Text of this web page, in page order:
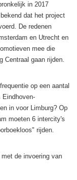
in 2017
dat het project
De redenen
en Utrecht en
mee die
Centraal gaan rijden.
op een aantal
in voor Limburg? Op
moeten 6 intercity's
rijden.
de invoering van